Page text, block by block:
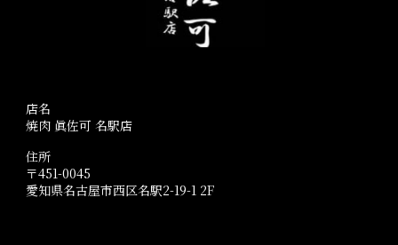
店名
焼肉 眞佐可 名駅店
住所
〒451-0045
愛知県名古屋市西区名駅2-19-1 2F